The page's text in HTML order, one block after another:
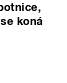
koná